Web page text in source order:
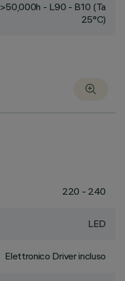
>50,000h - L90 - B10 (Ta
25°C)
220 - 240
LED
Elettronico Driver incluso